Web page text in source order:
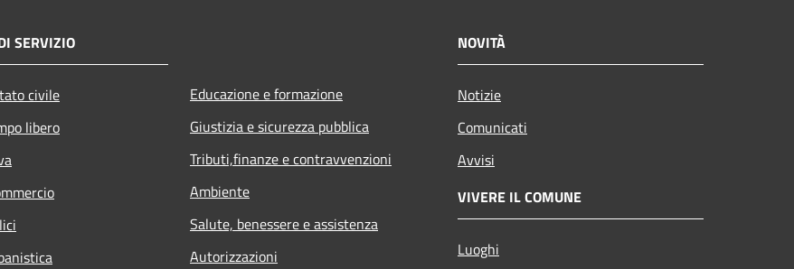
SERVIZIO
civile
libero
Educazione e formazione
Giustizia e sicurezza pubblica
Tributi,finanze e contravvenzioni
Ambiente
Salute, benessere e assistenza
Autorizzazioni
NOVITÀ
Notizie
Comunicati
Avvisi
VIVERE IL COMUNE
Luoghi